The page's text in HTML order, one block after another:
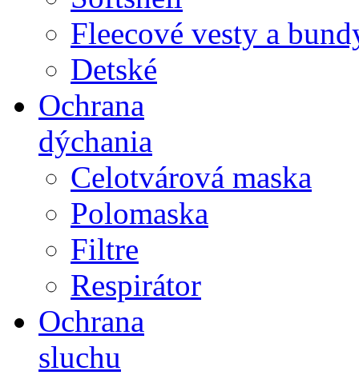
Fleecové vesty a
Detské
Ochrana
dýchania
Celotvárová maska
Polomaska
Filtre
Respirátor
Ochrana
sluchu